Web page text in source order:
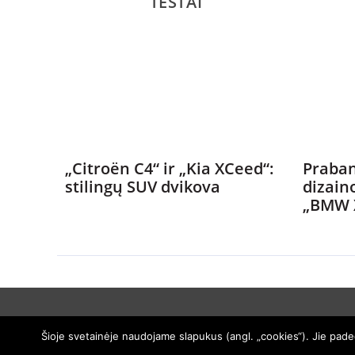
„Citroën C4“ ir „Kia XCeed“:
stilingų SUV dvikova
„BMW
©
Šioje svetainėje naudojame slapukus (angl. „cookies“). Jie